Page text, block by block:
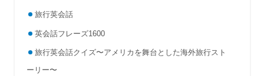
旅行英会話
英会話フレーズ1600
旅行英会話クイズ〜アメリカを舞台とした海外旅行スト
ーリー〜